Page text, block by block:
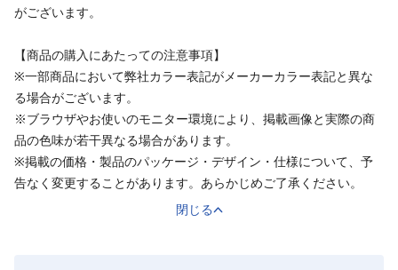
がございます。
【商品の購入にあたっての注意事項】
※一部商品において弊社カラー表記がメーカーカラー表記と異な
る場合がございます。
※ブラウザやお使いのモニター環境により、掲載画像と実際の商
品の色味が若干異なる場合があります。
※掲載の価格・製品のパッケージ・デザイン・仕様について、予
告なく変更することがあります。あらかじめご了承ください。
閉じる